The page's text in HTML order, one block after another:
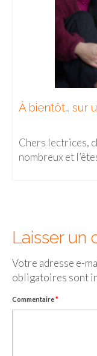
À bientôt… sur
Chers lectrices,
nombreux et
Laisser un
Votre adresse e-
obligatoires sont
Commentaire*